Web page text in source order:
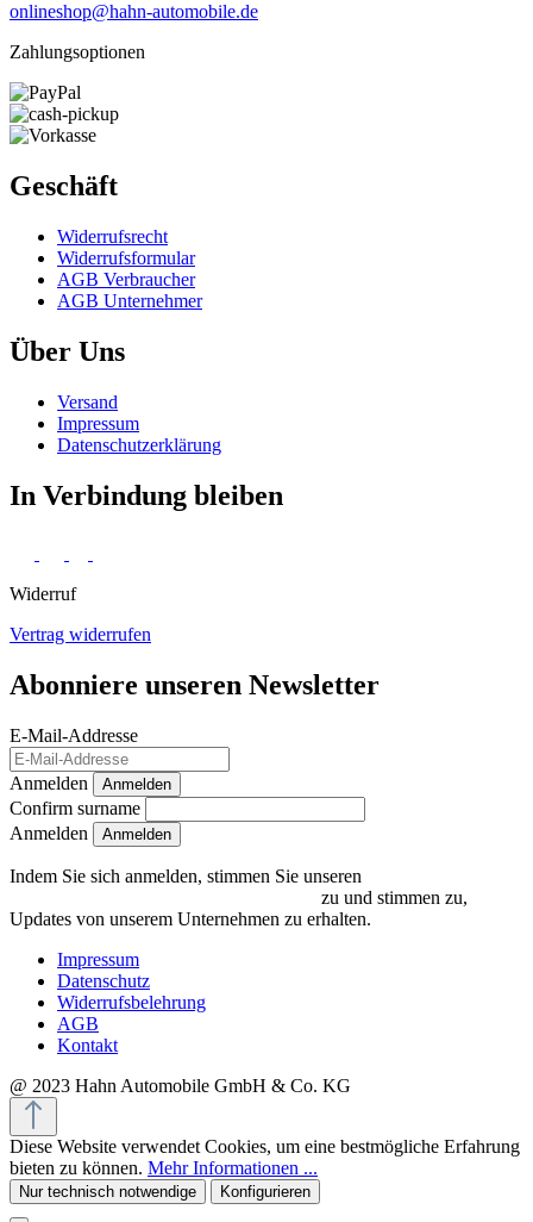
onlineshop@hahn-automobile.de
Zahlungsoptionen
Geschäft
Widerrufs­recht
Widerrufs­formular
AGB Verbraucher
AGB Unternehmer
Über Uns
Versand
Impressum
Daten­schutz­erklärung
In Verbindung bleiben
Widerruf
Vertrag widerrufen
Abonniere unseren Newsletter
E-Mail-Addresse
Anmelden Anmelden
Confirm surname
Anmelden
Indem Sie sich anmelden, stimmen Sie unseren
zu und stimmen zu,
Updates von unserem Unternehmen zu erhalten.
Impressum
Datenschutz
Widerrufsbelehrung
AGB
Kontakt
@ 2023 Hahn Automobile GmbH & Co. KG
Diese Website verwendet Cookies, um eine bestmögliche Erfahrung
bieten zu können. Mehr Informationen ...
Nur technisch notwendige Konfigurieren